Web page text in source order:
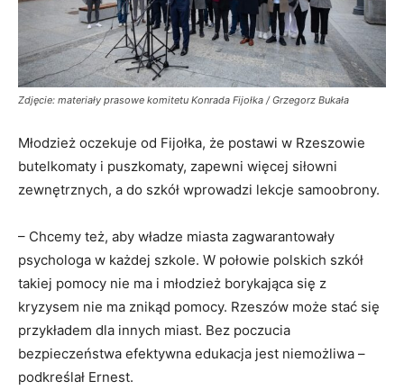
Zdjęcie: materiały prasowe komitetu Konrada Fijołka / Grzegorz Bukała
Młodzież oczekuje od Fijołka, że postawi w Rzeszowie
butelkomaty i puszkomaty, zapewni więcej siłowni
zewnętrznych, a do szkół wprowadzi lekcje samoobrony.
– Chcemy też, aby władze miasta zagwarantowały
psychologa w każdej szkole. W połowie polskich szkół
takiej pomocy nie ma i młodzież borykająca się z
kryzysem nie ma znikąd pomocy. Rzeszów może stać się
przykładem dla innych miast. Bez poczucia
bezpieczeństwa efektywna edukacja jest niemożliwa –
podkreślał Ernest.